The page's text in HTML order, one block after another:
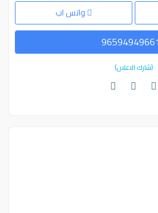
واتس اب
96594949661
(شارك الاعلان)